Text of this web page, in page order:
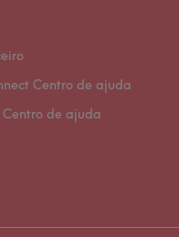
Centro de ajuda
de ajuda